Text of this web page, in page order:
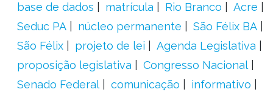
base de dados
matrícula Rio Branco
Acre
Seduc PA
núcleo permanente
São Félix BA
São Félix
projeto de lei
Agenda Legislativa
proposição legislativa
Congresso Nacional
Senado Federal
comunicação
informativo